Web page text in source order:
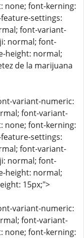
none; font-kerning:
settings:
font-variant-
normal; font-
height: normal;
de la marijuana
variant-numeric:
font-variant-
none; font-kerning:
settings:
font-variant-
normal; font-
height: normal;
15px;">
variant-numeric:
font-variant-
none; font-kerning: